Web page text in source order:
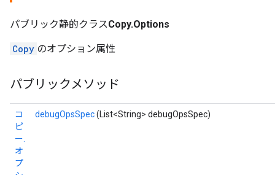
パブリック静的クラスCopy.Options
Copy のオプション属性
パブリックメソッド
コ
ピ
ー.
オ
プ
debugOpsSpec(List<String> debugOpsSpec)